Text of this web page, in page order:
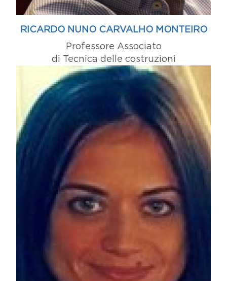
RICARDO NUNO CARVALHO MONTEIRO
Professore Associato
di Tecnica delle costruzioni